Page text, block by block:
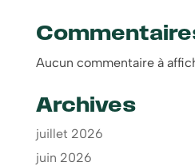
Aucun commentaire à
Archives
juillet 2026
juin 2026